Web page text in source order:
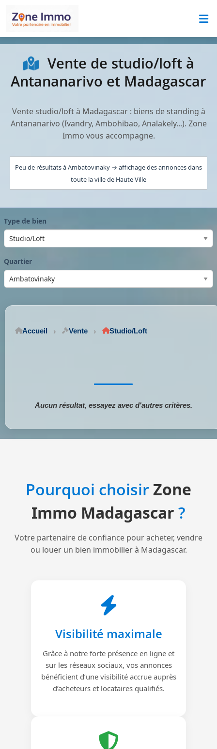
Vente de studio/loft à
Antananarivo et Madagascar
Vente studio/loft à Madagascar : biens de standing à
Antananarivo (Ivandry, Ambohibao, Analakely...). Zone
Immo vous accompagne.
Peu de résultats à Ambatovinaky → affichage des annonces dans
toute la ville de Haute Ville
Type de bien
Quartier
Accueil Vente Studio/Loft
Aucun résultat, essayez avec d'autres critères.
Pourquoi choisirZone
Immo Madagascar ?
Votre partenaire de confiance pour acheter, vendre
ou louer un bien immobilier à Madagascar.
Visibilité maximale
Grâce à notre forte présence en ligne et
sur les réseaux sociaux, vos annonces
bénéficient d’une visibilité accrue auprès
d’acheteurs et locataires qualifiés.